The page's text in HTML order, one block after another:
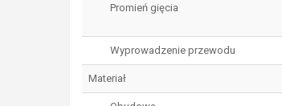
Promień gięcia
Wyprowadzenie przewodu
Materiał